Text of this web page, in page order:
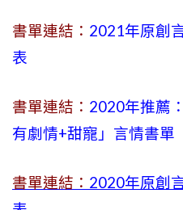
書單連結： 2021年原創
表
書單連結： 2020年推薦
有劇情+甜寵」言情書單
書單連結： 2020年原創